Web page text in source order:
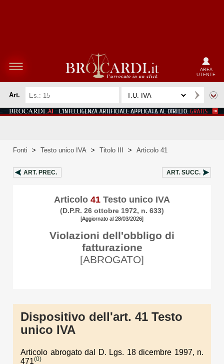
AREA
UTENTE
Art.
Fonti > Testo unico IVA > Titolo III > Articolo 41
ART. PREC. ART. SUCC.
Articolo 41 Testo unico IVA
(D.P.R. 26 ottobre 1972, n. 633)
[Aggiornato al 28/03/2026]
Violazioni dell'obbligo di
fatturazione
[ABROGATO]
Dispositivo dell'art. 41 Testo
unico IVA
Articolo abrogato dal D. Lgs. 18 dicembre 1997, n.
471(0)